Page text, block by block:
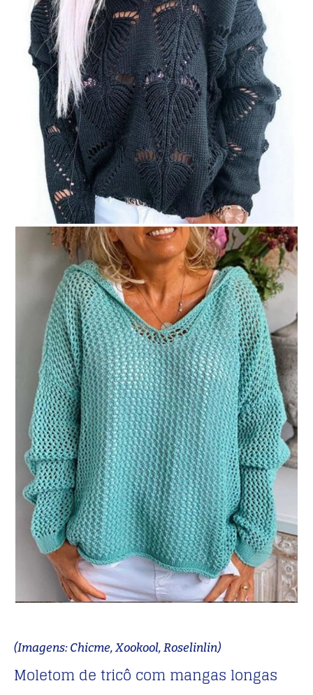
(Imagens: Chicme, Xookool, Roselinlin)
Moletom de tricô com mangas longas